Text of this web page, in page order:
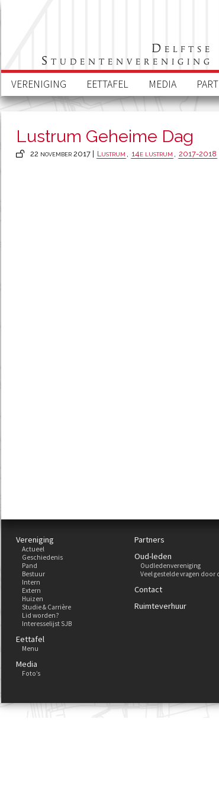
Delftse
Studentenvereniging
VERENIGING EETTAFEL MEDIA
Lustrum Geheime Dag
22 november 2017 | Lustrum , 14e lustrum , 2017-2018
Vereniging
Actueel
Geschiedenis
Pand
Bestuur
Intern
Extern
Huizen
Studie & Carrière
Lid worden?
Interesselijst SJB
Eettafel
Menu
Media
Foto’s
Partners
Oud-leden
Oudledenvereniging
Veel gestelde vragen door
Contact
Ruimteverhuur